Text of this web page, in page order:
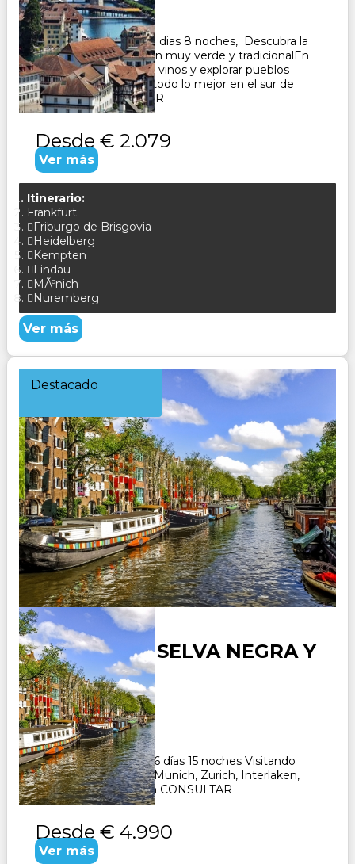
Duración:
8Días7Noches
Paquete Turistico de 9 dias 8 noches, Descubra la
Selva Negra, una región muy verde y tradicionalEn
Alsacia podrá degustar vinos y explorar pueblos
pintorescos. Conozca todo lo mejor en el sur de
Alemania CONSULTAR
Desde € 2.079
Ver más
Itinerario:
Frankfurt
Friburgo de Brisgovia
Heidelberg
Kempten
Lindau
MÃºnich
Nuremberg
Ver más
Destacado
ALEMANIA - SELVA NEGRA Y
SUIZA
Duración:
16Días15Noches
Paquete Turistico de 16 días 15 noches Visitando
Frankfurt, Heidelberg, Munich, Zurich, Interlaken,
Ginebra, Zermat, Zuich CONSULTAR
Desde € 4.990
Ver más